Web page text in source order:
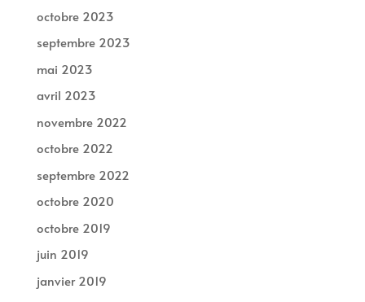
octobre 2023
septembre 2023
mai 2023
avril 2023
novembre 2022
octobre 2022
septembre 2022
octobre 2020
octobre 2019
juin 2019
janvier 2019